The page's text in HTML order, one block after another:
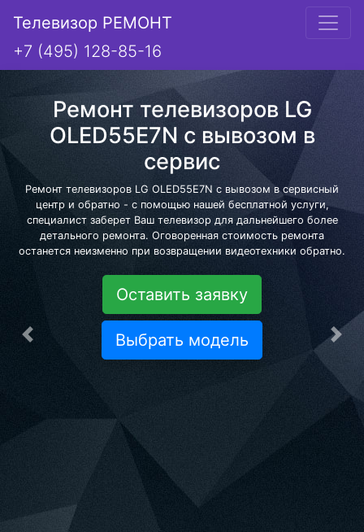
Телевизор РЕМОНТ
+7 (495) 128-85-16
Ремонт телевизоров LG
OLED55E7N с вывозом в
сервис
Ремонт телевизоров LG OLED55E7N с вывозом в сервисный
центр и обратно - с помощью нашей бесплатной услуги,
специалист заберет Ваш телевизор для дальнейшего более
детального ремонта. Оговоренная стоимость ремонта
останется неизменно при возвращении видеотехники обратно.
Оставить заявку
Выбрать модель
Предыдущая